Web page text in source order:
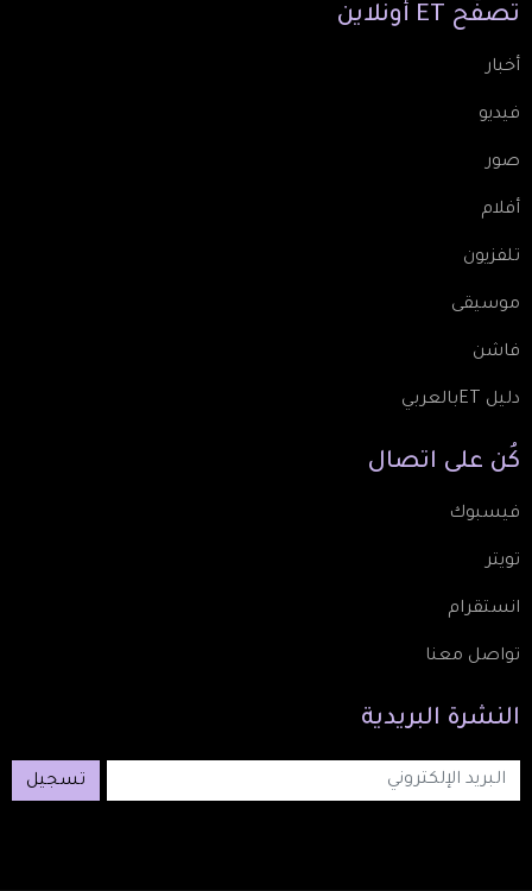
تصفّح ET أونلاين
أخبار
فيديو
صور
أفلام
تلفزيون
موسيقى
فاشن
دليل ETبالعربي
كُن على اتصال
فيسبوك
تويتر
انستقرام
تواصل معنا
النشرة البريدية
تسجيل